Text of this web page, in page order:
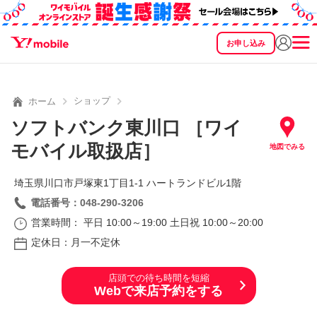
お申し込み
SEARCH
ホーム ショップ
ソフトバンク東川口 ［ワイ
モバイル取扱店］
地図でみる
埼玉県川口市戸塚東1丁目1‐1 ハートランドビル1階
電話番号：048-290-3206
営業時間： 平日 10:00～19:00 土日祝 10:00～20:00
定休日：月一不定休
店頭での待ち時間を短縮
Webで来店予約をする